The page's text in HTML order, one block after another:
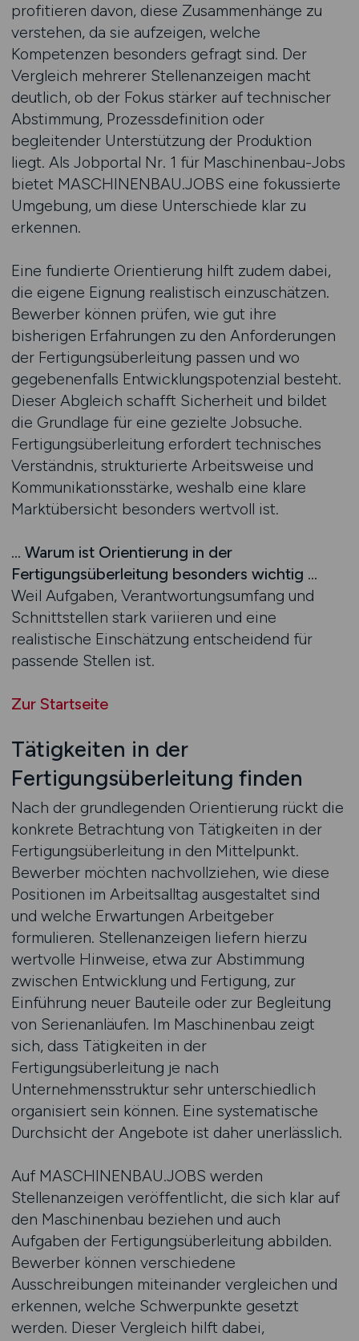
profitieren davon, diese Zusammenhänge zu
verstehen, da sie aufzeigen, welche
Kompetenzen besonders gefragt sind. Der
Vergleich mehrerer Stellenanzeigen macht
deutlich, ob der Fokus stärker auf technischer
Abstimmung, Prozessdefinition oder
begleitender Unterstützung der Produktion
liegt. Als Jobportal Nr. 1 für Maschinenbau-Jobs
bietet MASCHINENBAU.JOBS eine fokussierte
Umgebung, um diese Unterschiede klar zu
erkennen.
Eine fundierte Orientierung hilft zudem dabei,
die eigene Eignung realistisch einzuschätzen.
Bewerber können prüfen, wie gut ihre
bisherigen Erfahrungen zu den Anforderungen
der Fertigungsüberleitung passen und wo
gegebenenfalls Entwicklungspotenzial besteht.
Dieser Abgleich schafft Sicherheit und bildet
die Grundlage für eine gezielte Jobsuche.
Fertigungsüberleitung erfordert technisches
Verständnis, strukturierte Arbeitsweise und
Kommunikationsstärke, weshalb eine klare
Marktübersicht besonders wertvoll ist.
… Warum ist Orientierung in der
Fertigungsüberleitung besonders wichtig …
Weil Aufgaben, Verantwortungsumfang und
Schnittstellen stark variieren und eine
realistische Einschätzung entscheidend für
passende Stellen ist.
Zur Startseite
Tätigkeiten in der
Fertigungsüberleitung finden
Nach der grundlegenden Orientierung rückt die
konkrete Betrachtung von Tätigkeiten in der
Fertigungsüberleitung in den Mittelpunkt.
Bewerber möchten nachvollziehen, wie diese
Positionen im Arbeitsalltag ausgestaltet sind
und welche Erwartungen Arbeitgeber
formulieren. Stellenanzeigen liefern hierzu
wertvolle Hinweise, etwa zur Abstimmung
zwischen Entwicklung und Fertigung, zur
Einführung neuer Bauteile oder zur Begleitung
von Serienanläufen. Im Maschinenbau zeigt
sich, dass Tätigkeiten in der
Fertigungsüberleitung je nach
Unternehmensstruktur sehr unterschiedlich
organisiert sein können. Eine systematische
Durchsicht der Angebote ist daher unerlässlich.
Auf MASCHINENBAU.JOBS werden
Stellenanzeigen veröffentlicht, die sich klar auf
den Maschinenbau beziehen und auch
Aufgaben der Fertigungsüberleitung abbilden.
Bewerber können verschiedene
Ausschreibungen miteinander vergleichen und
erkennen, welche Schwerpunkte gesetzt
werden. Dieser Vergleich hilft dabei,